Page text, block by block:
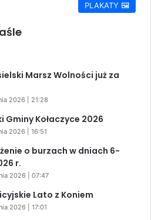
PLAKATY 🖼️
Marsz Wolności już za
2026 | 21:28
Gminy Kołaczyce 2026
2026 | 16:51
o burzach w dniach 6-
r.
2026 | 07:47
Lato z Koniem
2026 | 17:01